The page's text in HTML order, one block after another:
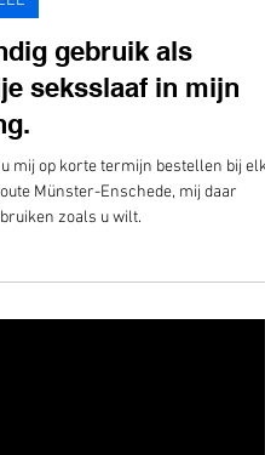
2 minuten om te lezen
gebruik als
seksslaaf in mijn
mij op korte termijn bestellen bij elk